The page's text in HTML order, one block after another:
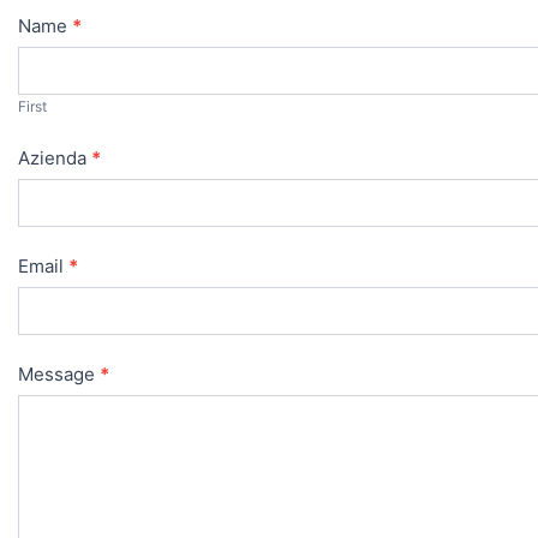
Contact
Us
Name *
First
Azienda *
Email *
Message *